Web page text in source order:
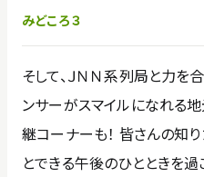
みどころ３
そして、ＪＮＮ系列局と力を
ンサーがスマイルになれる
継コーナーも！ 皆さんの知
とできる午後のひとときを